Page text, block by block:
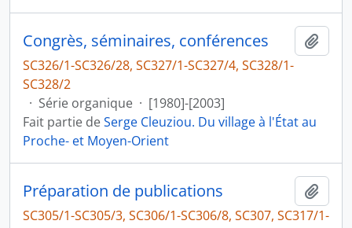
Congrès, séminaires, conférences
SC326/1-SC326/28, SC327/1-SC327/4, SC328/1-
SC328/2
· Série organique · [1980]-[2003]
Fait partie deSerge Cleuziou. Du village à l'État au
Proche- et Moyen-Orient
Préparation de publications
SC305/1-SC305/3, SC306/1-SC306/8, SC307, SC317/1-